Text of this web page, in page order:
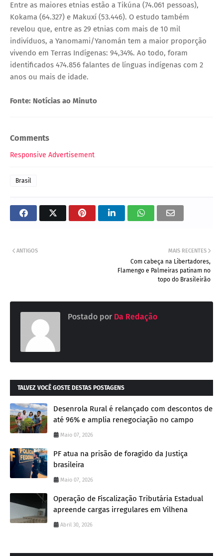
Entre as maiores etnias estão a Tikúna (74.061 pessoas),
Kokama (64.327) e Makuxí (53.446). O estudo também
revelou que, entre as 29 etnias com mais de 10 mil
indivíduos, a Yanomami/Yanomán tem a maior proporção
vivendo em Terras Indígenas: 94,34%. Ao todo, foram
identificados 474.856 falantes de línguas indígenas com 2
anos ou mais de idade.
Fonte: Notícias ao Minuto
Comments
Responsive Advertisement
Brasil
MAIS RECENTES
Com cabeça na Libertadores,
Flamengo e Palmeiras patinam no
topo do Brasileirão
ANTIGOS
Postado por Da Redação
TALVEZ VOCÊ GOSTE DESTAS POSTAGENS
Desenrola Rural é relançado com descontos de
até 96% e amplia renegociação no campo
Maio 07, 2026
PF atua na prisão de foragido da Justiça
brasileira
Maio 07, 2026
Operação de Fiscalização Tributária Estadual
apreende cargas irregulares em Vilhena
Abril 30, 2026